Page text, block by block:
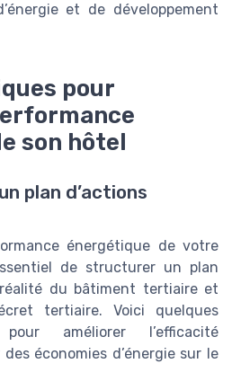
et de développement
pour
son hôtel
plan d’actions
énergétique de votre
de structurer un plan
du bâtiment tertiaire et
tertiaire. Voici quelques
améliorer l’efficacité
économies d’énergie sur le